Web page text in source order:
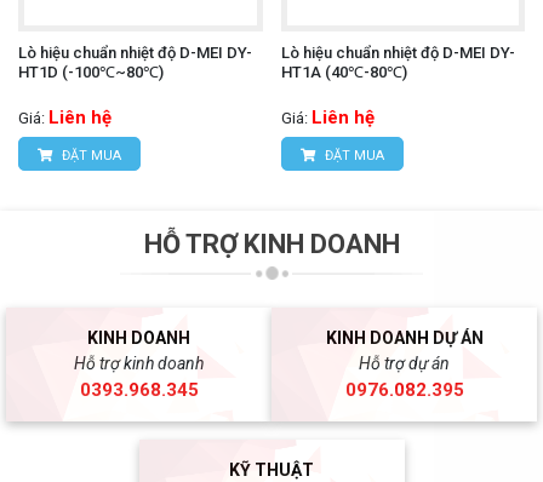
Lò hiệu chuẩn nhiệt độ D-MEI DY-
HT1D (-100℃~80℃)
Giá: Liên hệ
ĐẶT MUA
Lò hiệu chuẩn nhiệt độ D-MEI DY-
HT1A (40℃-80℃)
Giá: Liên hệ
ĐẶT MUA
HỖ TRỢ KINH DOANH
KINH DOANH
Hỗ trợ kinh doanh
0393.968.345
KINH DOANH DỰ ÁN
Hỗ trợ dự án
0976.082.395
KỸ THUẬT